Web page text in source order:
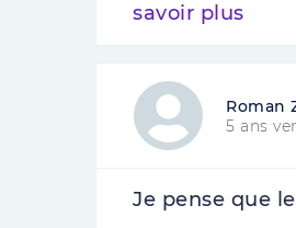
savoir plus
Roman
5 ans
Je pense que